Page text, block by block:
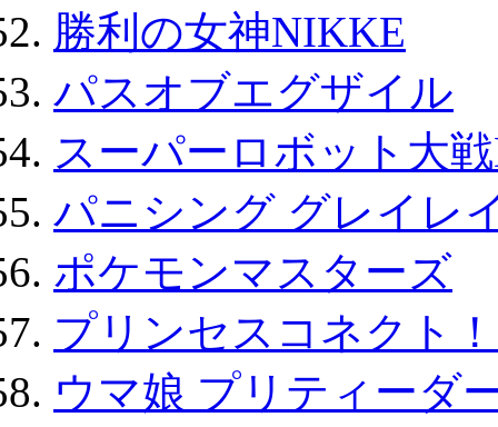
勝利の女神NIKKE
パスオブエグザイル
スーパーロボット大
パニシング グレイレ
ポケモンマスターズ
プリンセスコネクト
ウマ娘 プリティーダ